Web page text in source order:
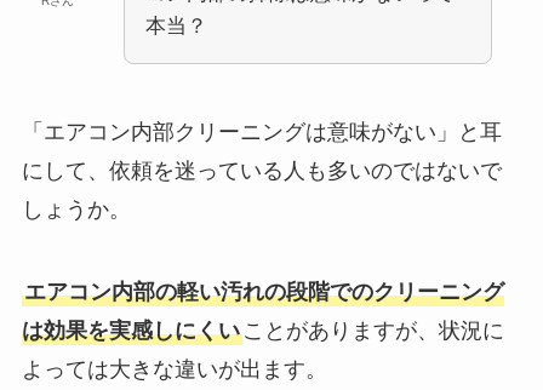
本当？
「エアコン内部クリーニングは意味がない」と耳
にして、依頼を迷っている人も多いのではないで
しょうか。
エアコン内部の軽い汚れの段階でのクリーニング
は効果を実感しにくいことがありますが、状況に
よっては大きな違いが出ます。